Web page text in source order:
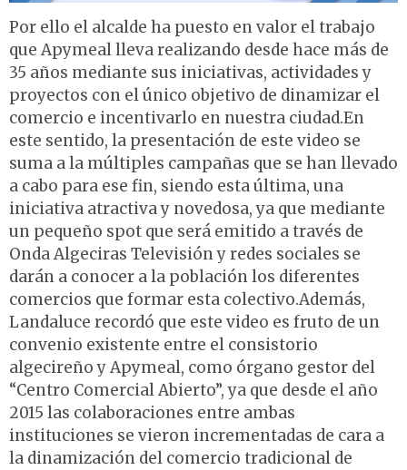
Por ello el alcalde ha puesto en valor el trabajo
que Apymeal lleva realizando desde hace más de
35 años mediante sus iniciativas, actividades y
proyectos con el único objetivo de dinamizar el
comercio e incentivarlo en nuestra ciudad.En
este sentido, la presentación de este video se
suma a la múltiples campañas que se han llevado
a cabo para ese fin, siendo esta última, una
iniciativa atractiva y novedosa, ya que mediante
un pequeño spot que será emitido a través de
Onda Algeciras Televisión y redes sociales se
darán a conocer a la población los diferentes
comercios que formar esta colectivo.Además,
Landaluce recordó que este video es fruto de un
convenio existente entre el consistorio
algecireño y Apymeal, como órgano gestor del
“Centro Comercial Abierto”, ya que desde el año
2015 las colaboraciones entre ambas
instituciones se vieron incrementadas de cara a
la dinamización del comercio tradicional de